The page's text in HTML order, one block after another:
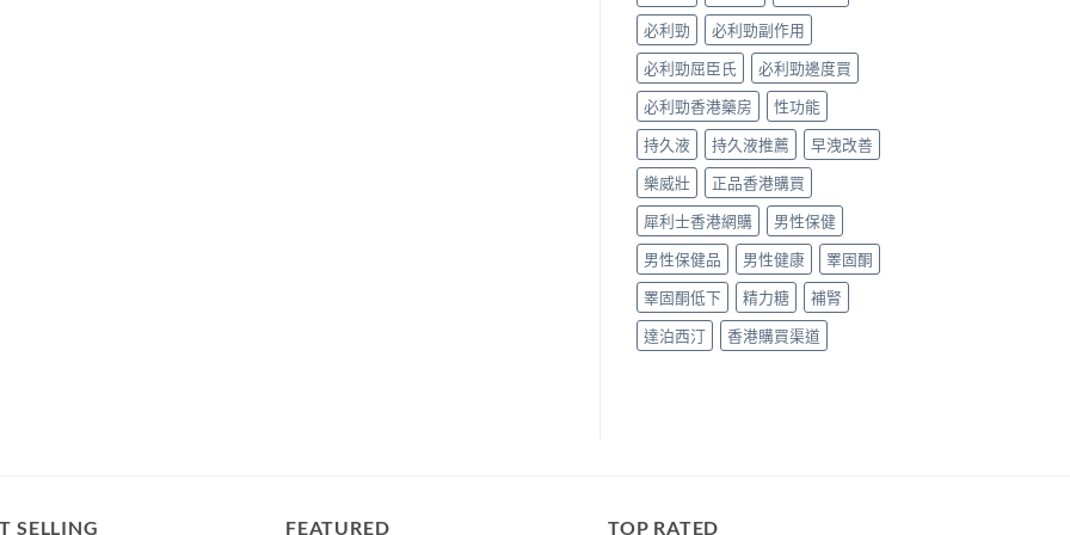
實
測
與
選
購
指
南〉
中
必利勁
必利勁副作用
必利勁屈臣氏
必利勁邊度買
必利勁香港藥房
性功能
持久液
持久液推薦
早洩改善
樂威壯
正品香港購買
犀利士香港網購
男性保健
男性保健品
男性健康
睪固酮
睪固酮低下
精力糖
補腎
達泊西汀
香港購買渠道
SELLING FEATURED TOP RATED